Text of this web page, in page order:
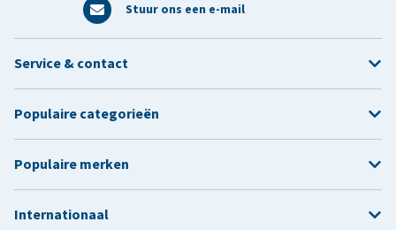
Stuur ons een e-mail
Service & contact
Populaire categorieën
Populaire merken
Internationaal